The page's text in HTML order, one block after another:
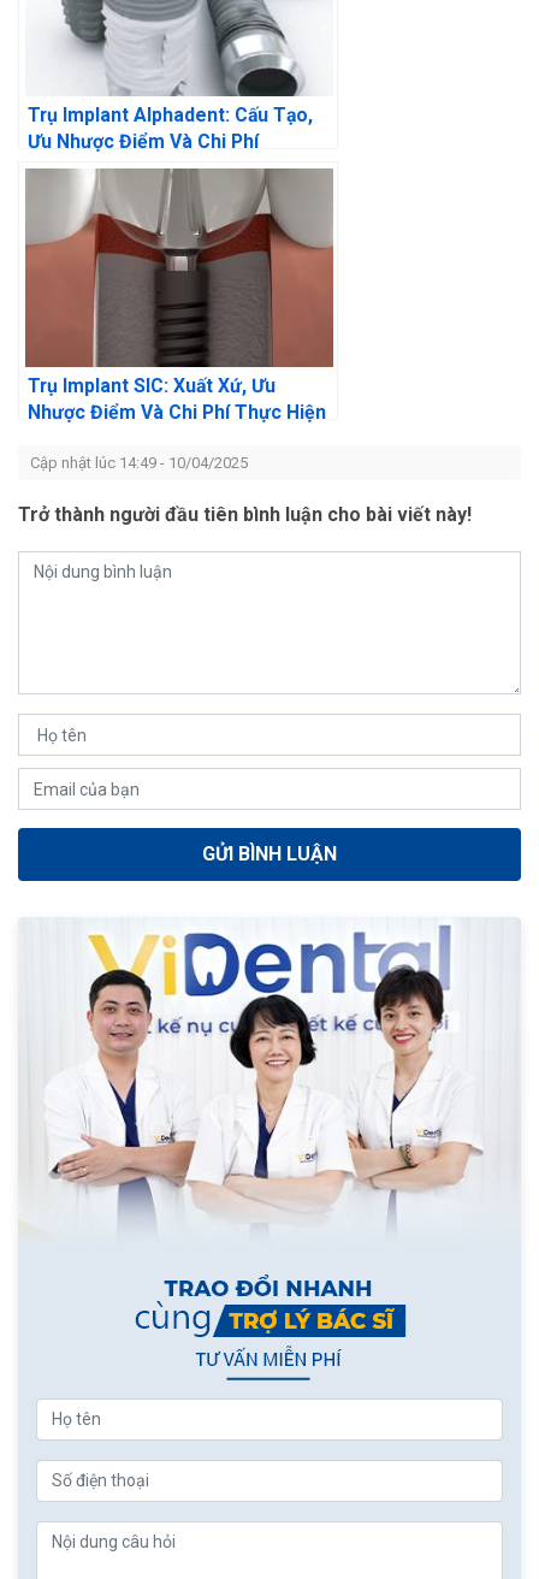
Trụ Implant Alphadent: Cấu Tạo,
Ưu Nhược Điểm Và Chi Phí
Trụ Implant SIC: Xuất Xứ, Ưu
Nhược Điểm Và Chi Phí Thực Hiện
Cập nhật lúc 14:49 - 10/04/2025
Trở thành người đầu tiên bình luận cho bài viết này!